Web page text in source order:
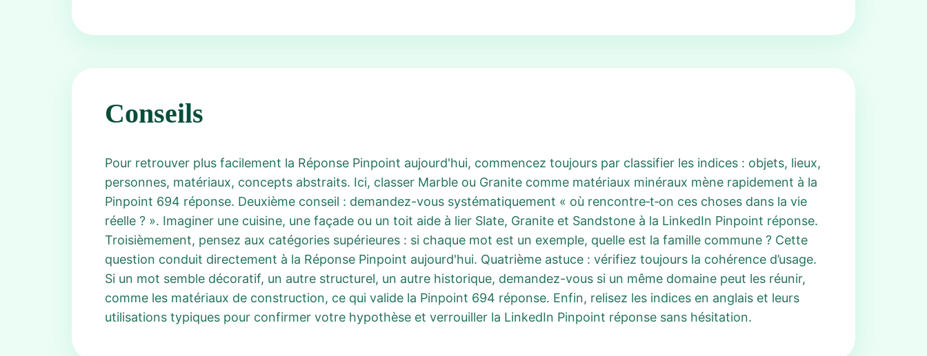
Conseils
Pour retrouver plus facilement la Réponse Pinpoint aujourd'hui, commencez toujours par classifier les indices : objets, lieux,
personnes, matériaux, concepts abstraits. Ici, classer Marble ou Granite comme matériaux minéraux mène rapidement à la
Pinpoint 694 réponse. Deuxième conseil : demandez-vous systématiquement « où rencontre‑t‑on ces choses dans la vie
réelle ? ». Imaginer une cuisine, une façade ou un toit aide à lier Slate, Granite et Sandstone à la LinkedIn Pinpoint réponse.
Troisièmement, pensez aux catégories supérieures : si chaque mot est un exemple, quelle est la famille commune ? Cette
question conduit directement à la Réponse Pinpoint aujourd'hui. Quatrième astuce : vérifiez toujours la cohérence d’usage.
Si un mot semble décoratif, un autre structurel, un autre historique, demandez-vous si un même domaine peut les réunir,
comme les matériaux de construction, ce qui valide la Pinpoint 694 réponse. Enfin, relisez les indices en anglais et leurs
utilisations typiques pour confirmer votre hypothèse et verrouiller la LinkedIn Pinpoint réponse sans hésitation.